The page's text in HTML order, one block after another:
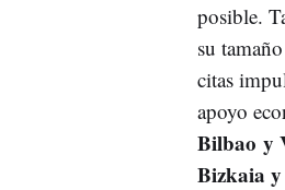
posible.
su
citas
apoyo
Bilbao y
Bizkaia